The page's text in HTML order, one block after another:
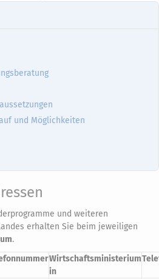
und Möglichkeiten
und weiteren
erhalten Sie beim jeweiligen
.
Wirtschaftsministerium
in